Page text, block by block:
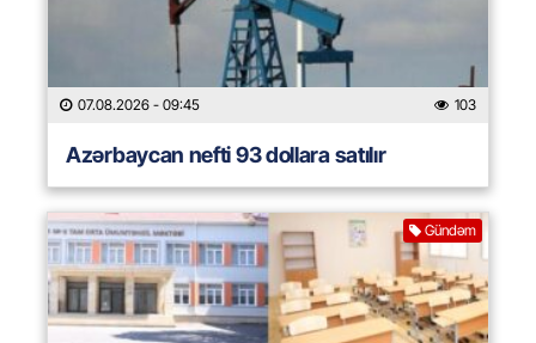
07.08.2026 - 09:45 103
Azərbaycan nefti 93 dollara satılır
Gündəm